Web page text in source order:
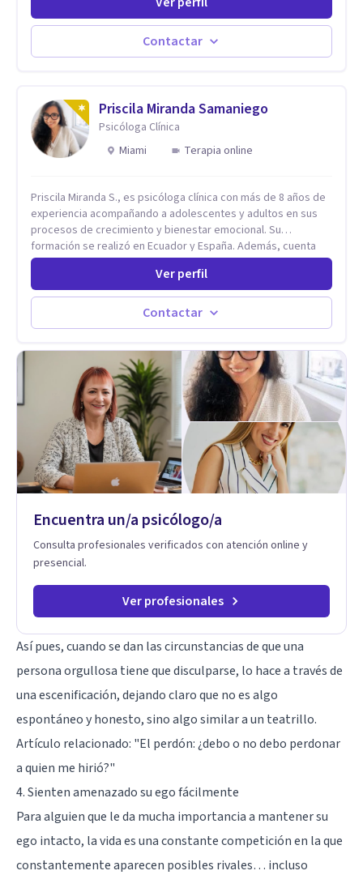
Psiquiátrico San Rafael, Instituto Psiquiátrico MENDAO, San
Bernardino, Hospital Psiquiátrico Infantil y el Centro de
Integración Juvenil. Además, tuve el privilegio de colaborar
en comunidades como Olivar del Conde y Xochimilco, lo que
Contactar
Priscila Miranda Samaniego
Psicóloga Clínica
Miami
Terapia online
Priscila Miranda S., es psicóloga clínica con más de 8 años de
experiencia acompañando a adolescentes y adultos en sus
procesos de crecimiento y bienestar emocional. Su
formación se realizó en Ecuador y España. Además, cuenta
con un Máster en Psicooncología (INEFOC) y diversos
diplomados que respaldan su práctica profesional. Se
especializo en ansiedad, autoestima, dependencia
emocional, depresión, desarrollo personal, prevención del
suicidio, crisis vitales y terapia de pareja, siempre con un
100% online, lo que te permite: Recibir terapia desde la
comodidad y privacidad de tu propio espacio. Acceder a un
acompañamiento profesional sin importar en qué lugar te
encuentres.
Ver perfil
Contactar
Encuentra un/a psicólogo/a
Consulta profesionales verificados con atención online y
presencial.
Ver profesionales
Así pues, cuando se dan las circunstancias de que una
persona orgullosa tiene que disculparse, lo hace a través de
una escenificación, dejando claro que no es algo
espontáneo y honesto, sino algo similar a un teatrillo.
Artículo relacionado: "El perdón: ¿debo o no debo perdonar
a quien me hirió?"
4. Sienten amenazado su ego fácilmente
Para alguien que le da mucha importancia a mantener su
ego intacto, la vida es una constante competición en la que
constantemente aparecen posibles rivales… incluso